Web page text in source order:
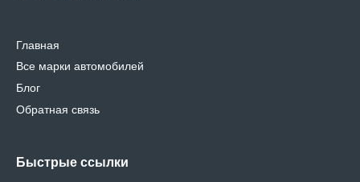
Главная
Все марки автомобилей
Блог
Обратная связь
Быстрые ссылки